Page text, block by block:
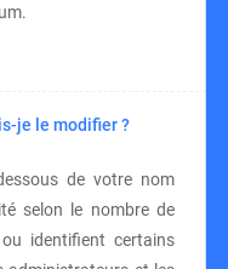
je le modifier ?
de votre nom
selon le nombre de
identifient certains